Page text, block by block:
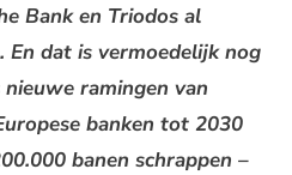
Bank en Triodos al
En dat is vermoedelijk nog
ramingen van
banken tot 2030
banen schrappen –